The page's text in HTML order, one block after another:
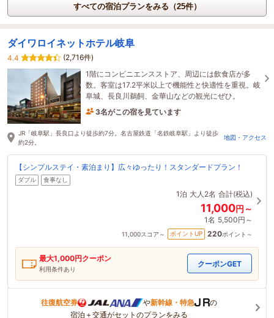
すべての宿泊プランをみる（25件）
ダイワロイネットホテル岐阜
4.4
(2,716件)
1階にコンビニエンスストア、周辺には飲食店が多
数。客室は17.2平米以上で機能性と快適性を重視。岐
阜城、長良川鵜飼、金華山などの観光にぜひ。
3名がこの宿を見ています
JR「岐阜駅」長良口より徒歩約7分。名古屋鉄道「名鉄岐阜駅」より徒歩
約2分。
地図・アクセス
【シンプルステイ・素泊まり】広々ゆったり！スタンダードプラン！
ダブル 食事なし
1泊 大人2名 合計(税込)
11,000円～
1名 5,500円～
11,000スコア～ ポイントUP 220ポイント～
最大1,000円クーポン
利用条件あり
クーポンGET
往復航空券 や新幹線・特急
の
宿泊＋交通がセットのプランをみる